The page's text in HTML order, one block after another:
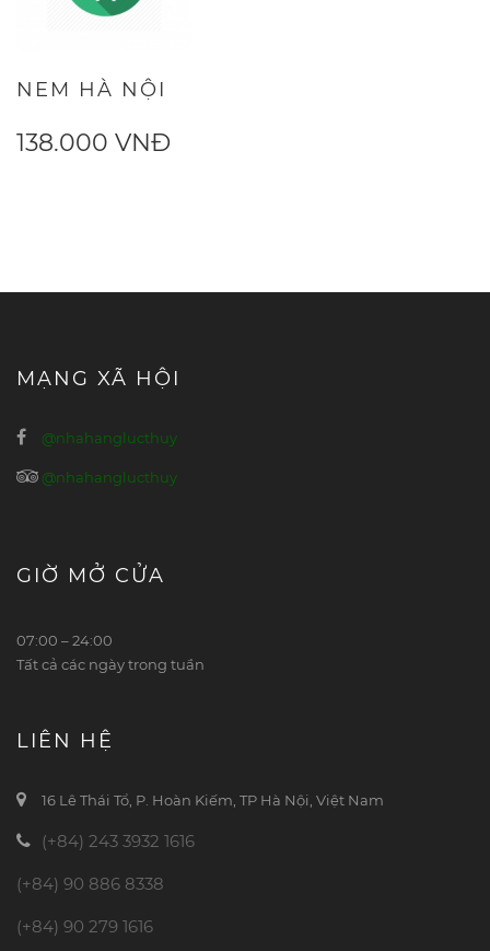
NEM HÀ NỘI
138.000 VNĐ
MẠNG XÃ HỘI
@nhahanglucthuy
@nhahanglucthuy
GIỜ MỞ CỬA
07:00 – 24:00
Tất cả các ngày trong tuần
LIÊN HỆ
16 Lê Thái Tổ, P. Hoàn Kiếm, TP Hà Nội, Việt Nam
(+84) 243 3932 1616
(+84) 90 886 8338
(+84) 90 279 1616